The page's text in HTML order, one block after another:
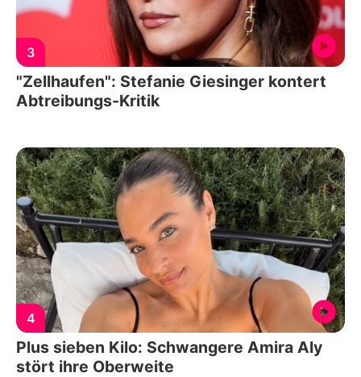
3
"Zellhaufen": Stefanie Giesinger kontert
Abtreibungs-Kritik
4
Plus sieben Kilo: Schwangere Amira Aly
stört ihre Oberweite